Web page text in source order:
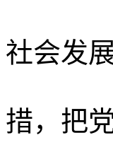
社会发
措，把